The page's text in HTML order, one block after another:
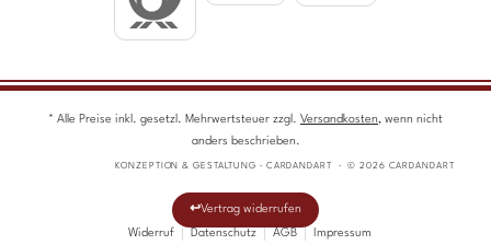
* Alle Preise inkl. gesetzl. Mehrwertsteuer zzgl. Versandkosten, wenn nicht
anders beschrieben.
KONZEPTION & GESTALTUNG · CARDANDART · © 2026 CARDANDART
Vertrag widerrufen
Widerruf
Datenschutz AGB Impressum